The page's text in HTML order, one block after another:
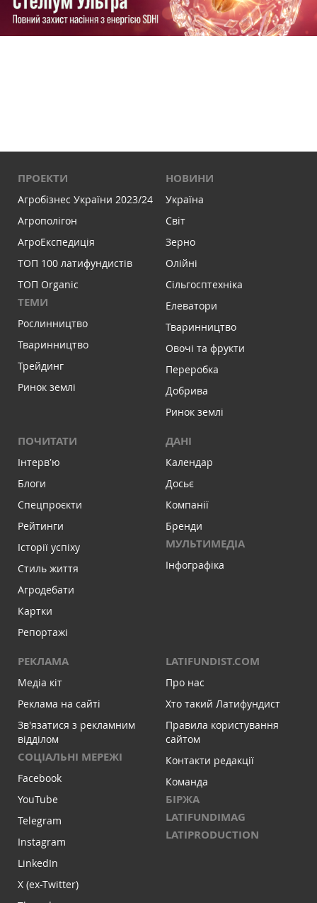
ПРОЕКТИ
Агробізнес України 2023/24
Агрополігон
АгроЕкспедиція
ТОП 100 латифундистів
ТОП Organic
ТЕМИ
Рослинництво
Тваринництво
Трейдинг
Ринок землі
НОВИНИ
Україна
Світ
Зерно
Олійні
Сільгосптехніка
Елеватори
Тваринництво
Овочі та фрукти
Переробка
Добрива
Ринок землі
ПОЧИТАТИ
Інтервʼю
Блоги
Спецпроєкти
Рейтинги
Історії успіху
Стиль життя
Агродебати
Картки
Репортажі
ДАНІ
Календар
Досьє
Компанії
Бренди
МУЛЬТИМЕДІА
Інфографіка
РЕКЛАМА
Медіа кіт
Реклама на сайті
Зв'язатися з рекламним
відділом
СОЦІАЛЬНІ МЕРЕЖІ
Facebook
YouTube
Telegram
Instagram
LinkedIn
X (ex-Twitter)
LATIFUNDIST.COM
Про нас
Хто такий Латифундист
Правила користування
сайтом
Контакти редакції
Команда
БІРЖА
LATIFUNDIMAG
LATIPRODUCTION